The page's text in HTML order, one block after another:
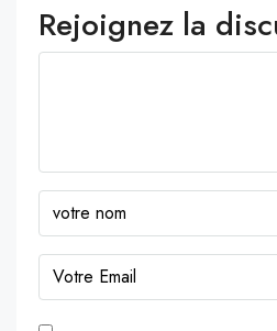
Rejoignez la